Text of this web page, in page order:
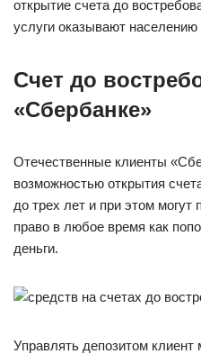
открытие счета до
услуги оказывают населению
Счет до
«Сбербанке»
Отечественные клиенты
возможностью открытия
до трех лет и при этом могут
право в любое время как
деньги.
Управлять депозитом